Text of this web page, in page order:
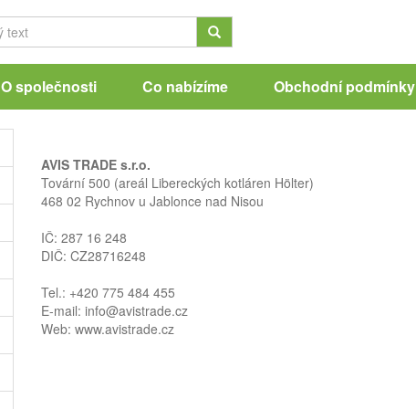
O společnosti Co nabízíme Obchodní podmínky
AVIS TRADE s.r.o.
Tovární 500 (areál Libereckých kotláren Hölter)
468 02 Rychnov u Jablonce nad Nisou
IČ: 287 16 248
DIČ: CZ28716248
Tel.: +420 775 484 455
E-mail: info@avistrade.cz
Web: www.avistrade.cz